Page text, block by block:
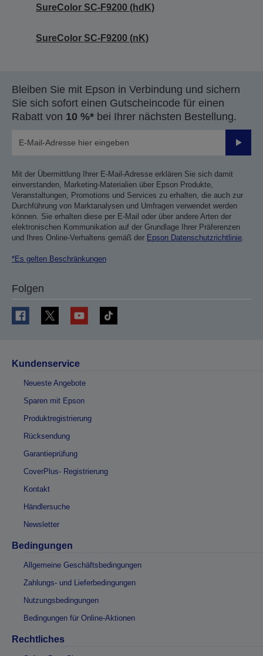
SureColor SC-F9200 (hdK)
SureColor SC-F9200 (nK)
Bleiben Sie mit Epson in Verbindung und sichern
Sie sich sofort einen Gutscheincode für einen
Rabatt von 10 %* bei Ihrer nächsten Bestellung.
Mit der Übermittlung Ihrer E-Mail-Adresse erklären Sie sich damit
einverstanden, Marketing-Materialien über Epson Produkte,
Veranstaltungen, Promotions und Services zu erhalten, die auch zur
Durchführung von Marktanalysen und Umfragen verwendet werden
können. Sie erhalten diese per E-Mail oder über andere Arten der
elektronischen Kommunikation auf der Grundlage Ihrer Präferenzen
und Ihres Online-Verhaltens gemäß der Epson Datenschutzrichtlinie
*Es gelten Beschränkungen
Folgen
Kundenservice
Neueste Angebote
Sparen mit Epson
Produktregistrierung
Rücksendung
Garantieprüfung
CoverPlus- Registrierung
Kontakt
Händlersuche
Newsletter
Bedingungen
Allgemeine Geschäftsbedingungen
Zahlungs- und Lieferbedingungen
Nutzungsbedingungen
Bedingungen für Online-Aktionen
Rechtliches